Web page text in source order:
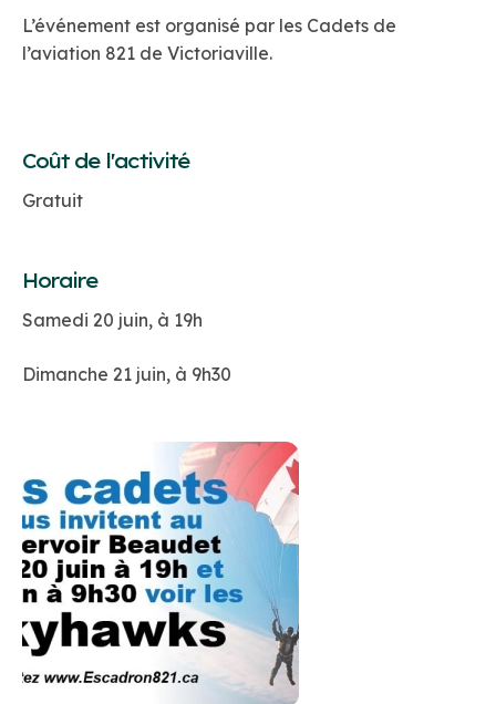
L’événement est organisé par les Cadets de
l’aviation 821 de Victoriaville.
Coût de l'activité
Gratuit
Horaire
Samedi 20 juin, à 19h
Dimanche 21 juin, à 9h30